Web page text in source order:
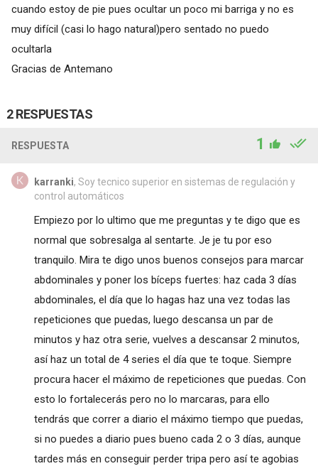
cuando estoy de pie pues ocultar un poco mi barriga y no es
muy difícil (casi lo hago natural)pero sentado no puedo
ocultarla
Gracias de Antemano
2 RESPUESTAS
RESPUESTA 1
karranki, Soy tecnico superior en sistemas de regulación y
control automáticos
Empiezo por lo ultimo que me preguntas y te digo que es
normal que sobresalga al sentarte. Je je tu por eso
tranquilo. Mira te digo unos buenos consejos para marcar
abdominales y poner los bíceps fuertes: haz cada 3 días
abdominales, el día que lo hagas haz una vez todas las
repeticiones que puedas, luego descansa un par de
minutos y haz otra serie, vuelves a descansar 2 minutos,
así haz un total de 4 series el día que te toque. Siempre
procura hacer el máximo de repeticiones que puedas. Con
esto lo fortalecerás pero no lo marcaras, para ello
tendrás que correr a diario el máximo tiempo que puedas,
si no puedes a diario pues bueno cada 2 o 3 días, aunque
tardes más en conseguir perder tripa pero así te agobias